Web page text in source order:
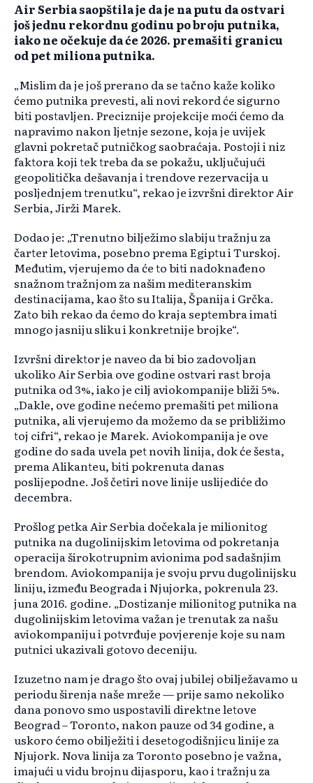
Air Serbia saopštila je da je na putu da ostvari
još jednu rekordnu godinu po broju putnika,
iako ne očekuje da će 2026. premašiti granicu
od pet miliona putnika.
„Mislim da je još prerano da se tačno kaže koliko
ćemo putnika prevesti, ali novi rekord će sigurno
biti postavljen. Preciznije projekcije moći ćemo da
napravimo nakon ljetnje sezone, koja je uvijek
glavni pokretač putničkog saobraćaja. Postoji i niz
faktora koji tek treba da se pokažu, uključujući
geopolitička dešavanja i trendove rezervacija u
posljednjem trenutku“, rekao je izvršni direktor Air
Serbia, Jirži Marek.
Dodao je: „Trenutno bilježimo slabiju tražnju za
čarter letovima, posebno prema Egiptu i Turskoj.
Međutim, vjerujemo da će to biti nadoknađeno
snažnom tražnjom za našim mediteranskim
destinacijama, kao što su Italija, Španija i Grčka.
Zato bih rekao da ćemo do kraja septembra imati
mnogo jasniju sliku i konkretnije brojke“.
Izvršni direktor je naveo da bi bio zadovoljan
ukoliko Air Serbia ove godine ostvari rast broja
putnika od 3%, iako je cilj aviokompanije bliži 5%.
„Dakle, ove godine nećemo premašiti pet miliona
putnika, ali vjerujemo da možemo da se približimo
toj cifri“, rekao je Marek. Aviokompanija je ove
godine do sada uvela pet novih linija, dok će šesta,
prema Alikanteu, biti pokrenuta danas
poslijepodne. Još četiri nove linije uslijediće do
decembra.
Prošlog petka Air Serbia dočekala je milionitog
putnika na dugolinijskim letovima od pokretanja
operacija širokotrupnim avionima pod sadašnjim
brendom. Aviokompanija je svoju prvu dugolinijsku
liniju, između Beograda i Njujorka, pokrenula 23.
juna 2016. godine. „Dostizanje milionitog putnika na
dugolinijskim letovima važan je trenutak za našu
aviokompaniju i potvrđuje povjerenje koje su nam
putnici ukazivali gotovo deceniju.
Izuzetno nam je drago što ovaj jubilej obilježavamo u
periodu širenja naše mreže — prije samo nekoliko
dana ponovo smo uspostavili direktne letove
Beograd – Toronto, nakon pauze od 34 godine, a
uskoro ćemo obilježiti i desetogodišnjicu linije za
Njujork. Nova linija za Toronto posebno je važna,
imajući u vidu brojnu dijasporu, kao i tražnju za